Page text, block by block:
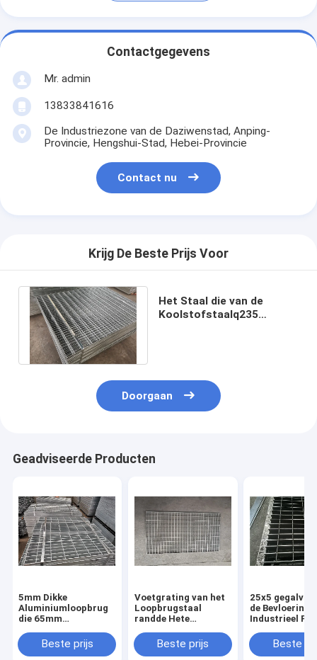
Contactgegevens
Mr. admin
13833841616
De Industriezone van de Daziwenstad, Anping-
Provincie, Hengshui-Stad, Hebei-Provincie
Contact nu
Krijg De Beste Prijs Voor
Het Staal die van de
Koolstofstaalq235
Doorgaan
Geadviseerde Producten
5mm Dikke
Aluminiumloopbrug
die 65mm
Oprijlaanroosters
raspen
Beste prijs
Voetgrating van het
Loopbrugstaal
randde Hete
Gegalvaniseerde
Grating
Beste prijs
25x5
de
Industrieel
Beste